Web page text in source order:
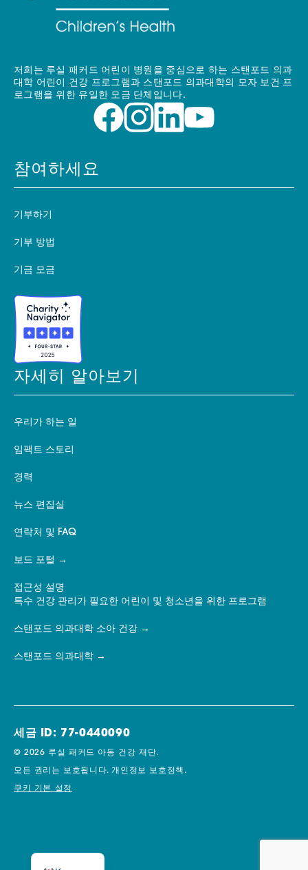
저희는 루실 패커드 어린이 병원을 중심으로 하는 스탠포드 의과
대학 어린이 건강 프로그램과 스탠포드 의과대학의 모자 보건 프
로그램을 위한 유일한 모금 단체입니다.
참여하세요
기부하기
기부 방법
기금 모금
자세히 알아보기
우리가 하는 일
임팩트 스토리
경력
뉴스 편집실
연락처 및 FAQ
보드 포털
접근성 설명
특수 건강 관리가 필요한 어린이 및 청소년을 위한 프로그램
스탠포드 의과대학 소아 건강
스탠포드 의과대학
세금 ID: 77-0440090
© 2026 루실 패커드 아동 건강 재단.
모든 권리는 보호됩니다.개인정보 보호정책.
쿠키 기본 설정